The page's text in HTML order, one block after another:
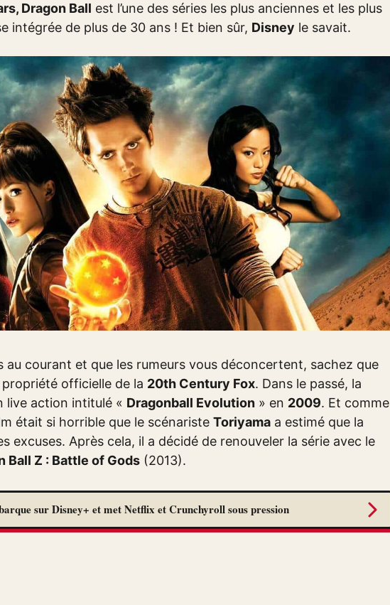
Dragon Ball est l’une des séries les plus anciennes et les plus
intégrée de plus de 30 ans ! Et bien sûr, Disney le savait.
au courant et que les rumeurs vous déconcertent, sachez que
propriété officielle de la 20th Century Fox. Dans le passé, la
live action intitulé « Dragonball Evolution » en 2009. Et comme
était si horrible que le scénariste Toriyama a estimé que la
excuses. Après cela, il a décidé de renouveler la série avec le
Ball Z : Battle of Gods (2013).
sur Disney+ et met Netflix et Crunchyroll sous pression